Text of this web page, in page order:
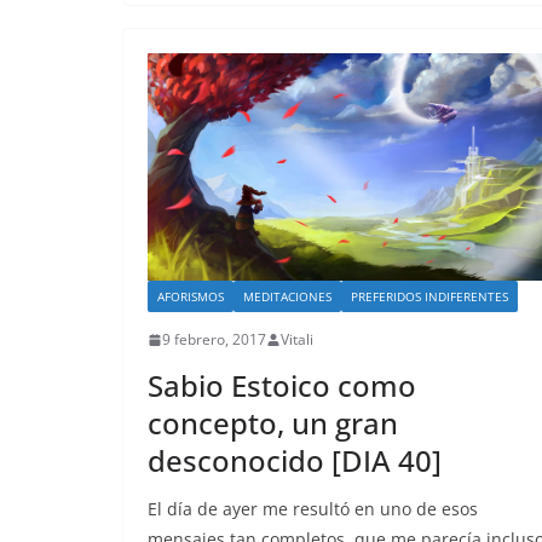
AFORISMOS MEDITACIONES PREFERIDOS INDIFERENTES
9 febrero, 2017 Vitali
Sabio Estoico como
concepto, un gran
desconocido [DIA 40]
El día de ayer me resultó en uno de esos